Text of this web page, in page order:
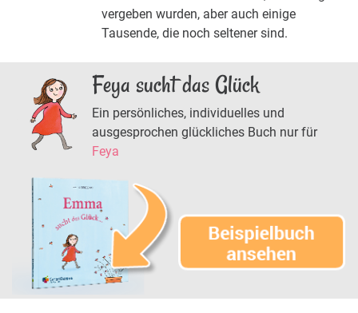
vergeben wurden, aber auch einige
Tausende, die noch seltener sind.
Feya sucht das Glück
Ein persönliches, individuelles und
ausgesprochen glückliches Buch nur für
Feya